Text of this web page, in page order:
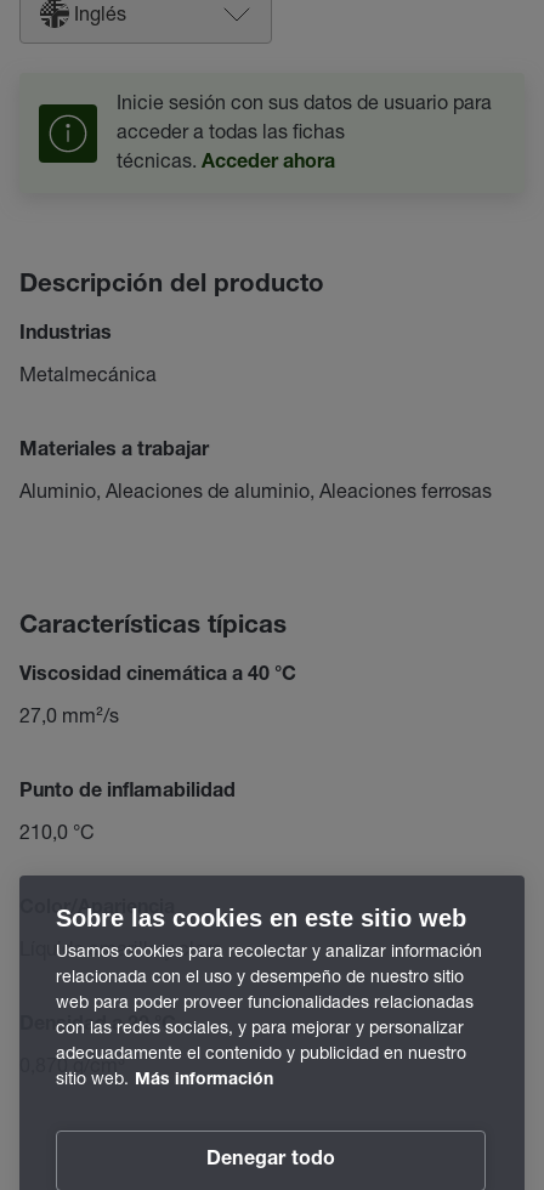
Inglés
Inicie sesión con sus datos de usuario para
acceder a todas las fichas
técnicas. Acceder ahora
Descripción del producto
Industrias
Metalmecánica
Materiales a trabajar
Aluminio, Aleaciones de aluminio, Aleaciones ferrosas
Características típicas
Viscosidad cinemática a 40 °C
27,0 mm²/s
Punto de inflamabilidad
210,0 °C
Color/Apariencia
Líquido amarillo y claro
Densidad a 20 °C
0,870 g/cm³
Sobre las cookies en este sitio web
Usamos cookies para recolectar y analizar información
relacionada con el uso y desempeño de nuestro sitio
web para poder proveer funcionalidades relacionadas
con las redes sociales, y para mejorar y personalizar
adecuadamente el contenido y publicidad en nuestro
sitio web. Más información
Denegar todo